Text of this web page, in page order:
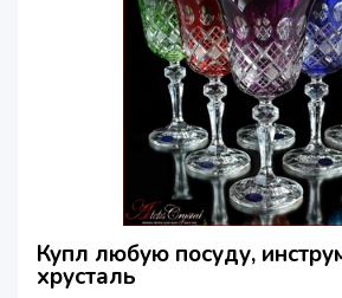
Купл любую посуду,
хрусталь